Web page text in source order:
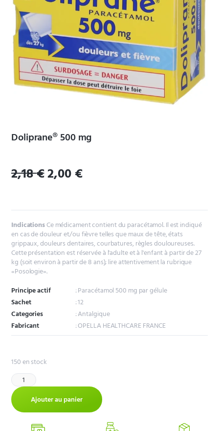
Doliprane® 500 mg
2,18€2,00€
IndicationsCe médicament contient du paracétamol. Il est indiqué
en cas de douleur et/ou fièvre telles que maux de tête, états
grippaux, douleurs dentaires, courbatures, règles douloureuses.
Cette présentation est réservée à l'adulte et à l'enfant à partir de 27
kg (soit environ à partir de 8 ans); lire attentivement la rubrique
«Posologie».
Principe actif
Sachet
Categories
Fabricant
: Paracétamol 500 mg par gélule
: 12
: Antalgique
: OPELLA HEALTHCARE FRANCE
150 en stock
Ajouter au panier